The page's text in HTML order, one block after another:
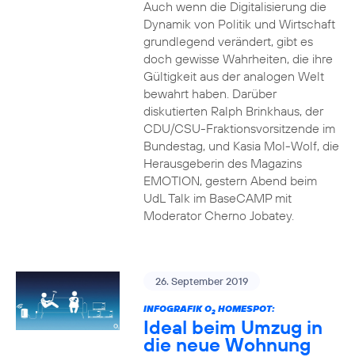
Auch wenn die Digitalisierung die
Dynamik von Politik und Wirtschaft
grundlegend verändert, gibt es
doch gewisse Wahrheiten, die ihre
Gültigkeit aus der analogen Welt
bewahrt haben. Darüber
diskutierten Ralph Brinkhaus, der
CDU/CSU-Fraktionsvorsitzende im
Bundestag, und Kasia Mol-Wolf, die
Herausgeberin des Magazins
EMOTION, gestern Abend beim
UdL Talk im BaseCAMP mit
Moderator Cherno Jobatey.
26. September 2019
INFOGRAFIK O2HOMESPOT:
Ideal beim Umzug in
die neue Wohnung